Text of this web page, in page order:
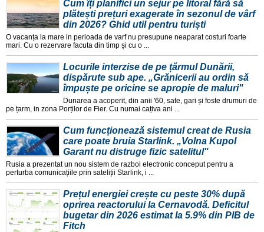
Cum îți planifici un sejur pe litoral fără să
plătești prețuri exagerate în sezonul de vârf
din 2026? Ghid util pentru turiști
O vacanța la mare in perioada de varf nu presupune neaparat costuri foarte
mari. Cu o rezervare facuta din timp și cu o ...
Locurile interzise de pe țărmul Dunării,
dispărute sub ape. „Grănicerii au ordin să
împuște pe oricine se apropie de maluri"
Dunarea a acoperit, din anii '60, sate, gari și foste drumuri de
pe țarm, in zona Porților de Fier. Cu numai cațiva ani ...
Cum funcționează sistemul creat de Rusia
care poate bruia Starlink. „Volna Kupol
Garant nu distruge fizic satelitul"
Rusia a prezentat un nou sistem de razboi electronic conceput pentru a
perturba comunicațiile prin sateliții Starlink, i ...
Prețul energiei crește cu peste 30% după
oprirea reactorului la Cernavodă. Deficitul
bugetar din 2026 estimat la 5.9% din PIB de
Fitch